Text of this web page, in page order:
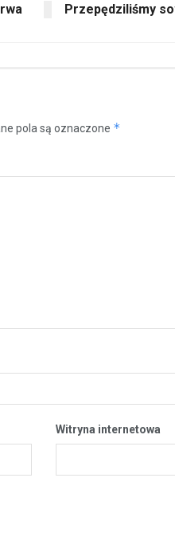
Przepędziliśmy
pola są oznaczone *
Witryna internetowa